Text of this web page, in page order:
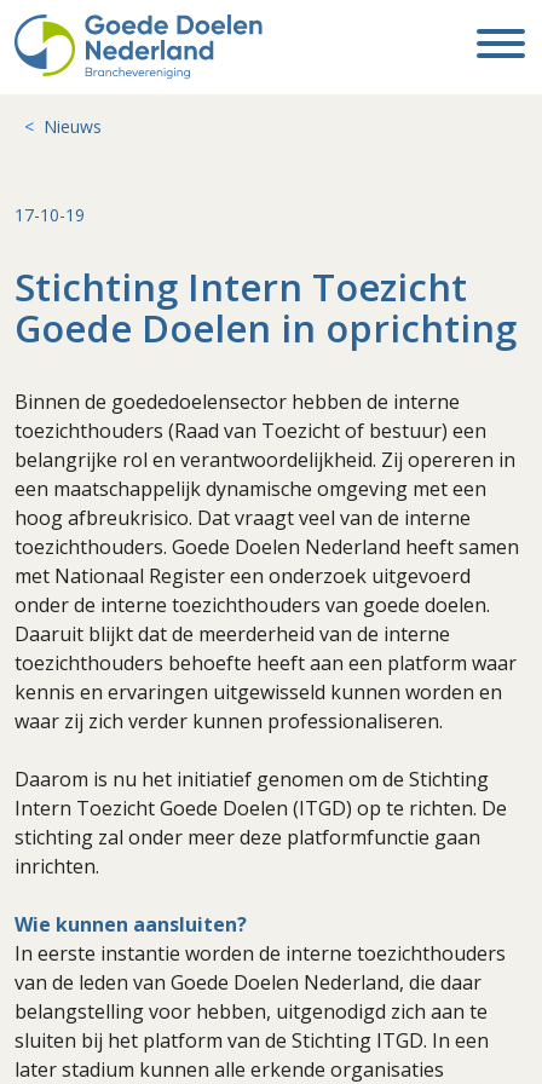
Nieuws
17-10-19
Stichting Intern Toezicht
Goede Doelen in oprichting
Binnen de goededoelensector hebben de interne
toezichthouders (Raad van Toezicht of bestuur) een
belangrijke rol en verantwoordelijkheid. Zij opereren in
een maatschappelijk dynamische omgeving met een
hoog afbreukrisico. Dat vraagt veel van de interne
toezichthouders. Goede Doelen Nederland heeft samen
met Nationaal Register een onderzoek uitgevoerd
onder de interne toezichthouders van goede doelen.
Daaruit blijkt dat de meerderheid van de interne
toezichthouders behoefte heeft aan een platform waar
kennis en ervaringen uitgewisseld kunnen worden en
waar zij zich verder kunnen professionaliseren.
Daarom is nu het initiatief genomen om de Stichting
Intern Toezicht Goede Doelen (ITGD) op te richten. De
stichting zal onder meer deze platformfunctie gaan
inrichten.
Wie kunnen aansluiten?
In eerste instantie worden de interne toezichthouders
van de leden van Goede Doelen Nederland, die daar
belangstelling voor hebben, uitgenodigd zich aan te
sluiten bij het platform van de Stichting ITGD. In een
later stadium kunnen alle erkende organisaties